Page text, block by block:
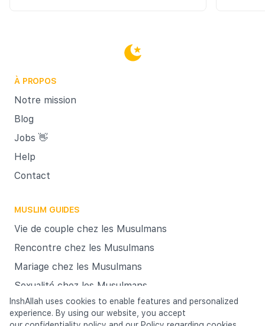
À PROPOS
Notre mission
Blog
Jobs 👋
Help
Contact
MUSLIM GUIDES
Vie de couple chez les Musulmans
Rencontre chez les Musulmans
Mariage chez les Musulmans
Sexualité chez les Musulmans
InshAllah uses cookies to enable features and personalized
experience. By using our website, you accept